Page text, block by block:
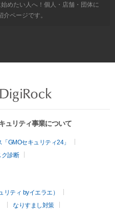
めたい人へ！個人・店舗・団体に
ページです。
ュリティ事業について
GMOセキュリティ24」
ク診断
ティ byイエラエ）
なりすまし対策